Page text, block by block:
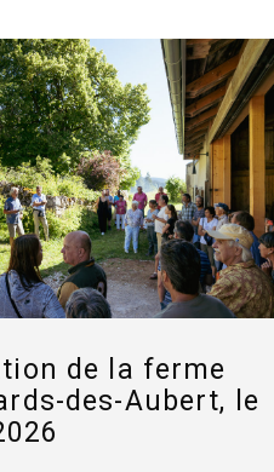
de la ferme
des-Aubert, le